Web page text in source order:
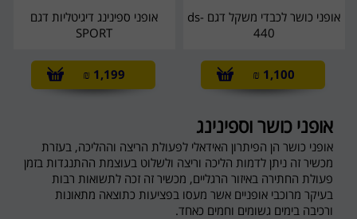
אופני כושר לכבדי משקל דגם ds-
440
1,100
₪
אופני ספינינג דיגיטליות דגם
SPORT
1,199
₪
אופני כושר וספינינג
אופני כושר הן הפיתרון האידאלי לפעולת הריצה וההליכה, בעזרת
מכשיר זה ניתן לדמות הליכה וריצה ולשלוט בעוצמת ההתנגדות בזמן
פעולת החתירה באיזור הרגליים, מכשיר זה זכה לתשואות רבות
בעיקר מרוכבי אופניים אשר מעסו בפציעות כתוצאה מתאונות
ורכיבה בימים גשומים וחמים כאחד.